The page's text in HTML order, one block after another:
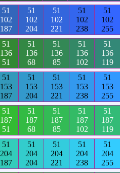
51
102
187
51
102
204
51
102
221
51
102
238
51
102
255
51
136
51
51
136
68
51
136
85
51
136
102
51
136
119
51
153
187
51
153
204
51
153
221
51
153
238
51
153
255
51
187
51
51
187
68
51
187
85
51
187
102
51
187
119
51
204
187
51
204
204
51
204
221
51
204
238
51
204
255